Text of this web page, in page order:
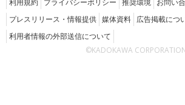
プレスリリース・情報提供 媒体資料 広告掲載につ
利用者情報の外部送信について
©KADOKAWA